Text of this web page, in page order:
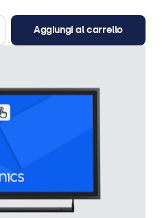
Aggiungi al carrello